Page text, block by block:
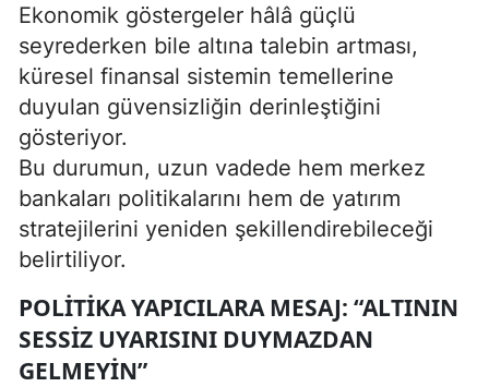
Ekonomik göstergeler hâlâ güçlü
seyrederken bile altına talebin artması,
küresel finansal sistemin temellerine
duyulan güvensizliğin derinleştiğini
gösteriyor.
Bu durumun, uzun vadede hem merkez
bankaları politikalarını hem de yatırım
stratejilerini yeniden şekillendirebileceği
belirtiliyor.
POLITIKA YAPICILARA MESAJ: “ALTININ
SESSIZ UYARISINI DUYMAZDAN
GELMEYIN”